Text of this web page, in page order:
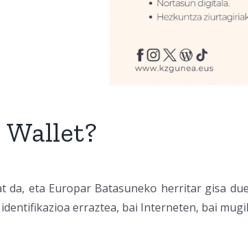
Wallet?
da, eta Europar Batasuneko herritar gisa
erraztea, bai Interneten, bai